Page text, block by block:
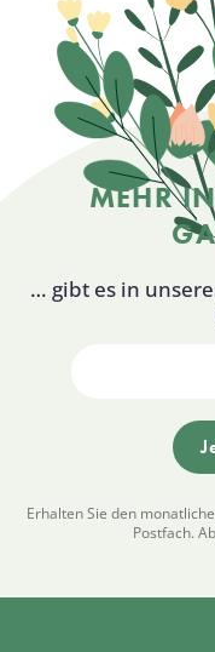
MEHR
… gibt es in
Erhalten Sie den
Postfach.